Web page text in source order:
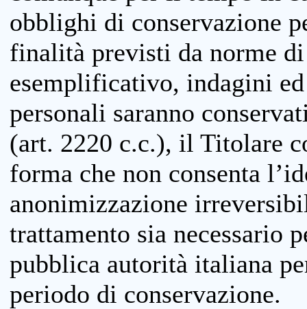
obblighi di conservazione
finalità previsti da norme
esemplificativo, indagini
personali saranno
(art. 2220 c.c.), il Titolare
forma che non consenta
anonimizzazione
trattamento sia necessario
pubblica autorità italiana
periodo di conservazione.